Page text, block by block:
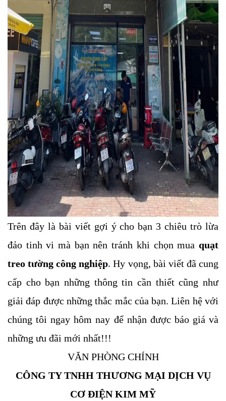
Trên đây là bài viết gợi ý cho bạn 3 chiêu trò lừa
đảo tinh vi mà bạn nên tránh khi chọn mua quạt
treo tường công nghiệp. Hy vọng, bài viết đã cung
cấp cho bạn những thông tin cần thiết cũng như
giải đáp được những thắc mắc của bạn. Liên hệ với
chúng tôi ngay hôm nay để nhận được báo giá và
những ưu đãi mới nhất!!!
VĂN PHÒNG CHÍNH
CÔNG TY TNHH THƯƠNG MẠI DỊCH VỤ
CƠ ĐIỆN KIM MỸ